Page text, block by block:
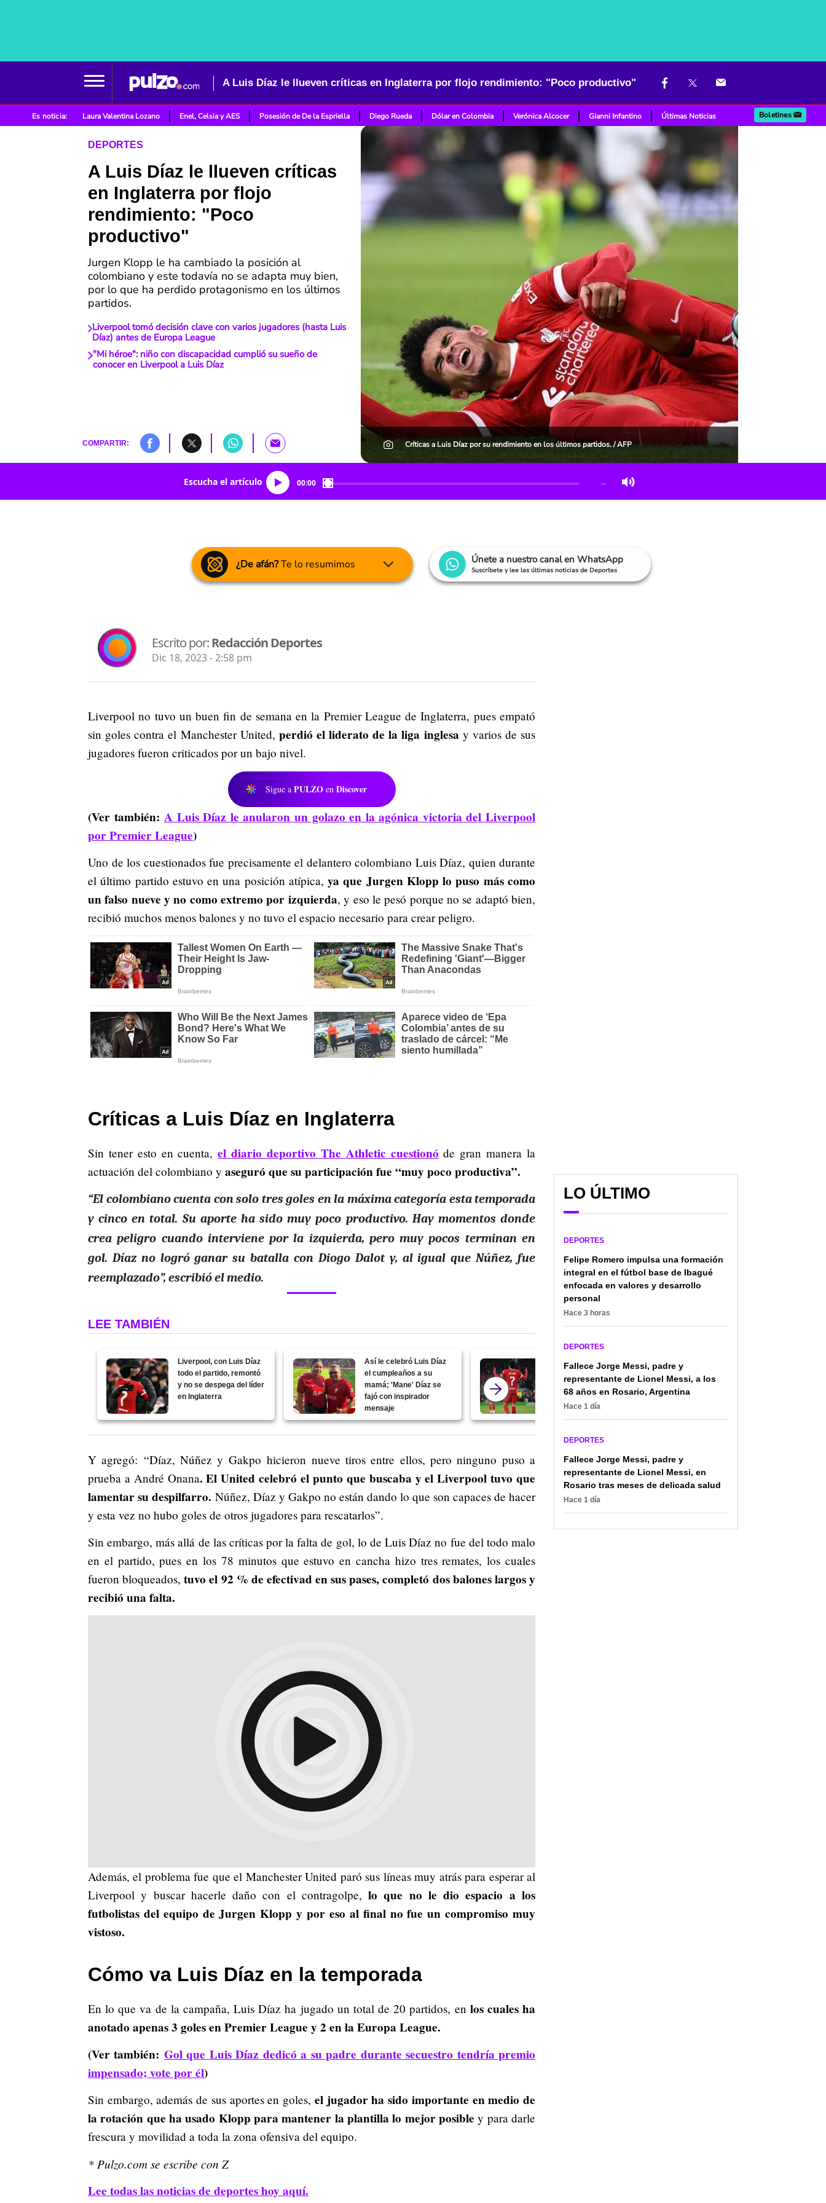
A Luis Díaz le llueven críticas en Inglaterra por flojo rendimiento: "Poco productivo"
Es noticia: Laura Valentina Lozano Enel, Celsia y AES Posesión de De la Espriella Diego Rueda Dólar en Colombia Verónica Alcocer Gianni Infantino Últimas Noticias Boletines
DEPORTES
A Luis Díaz le llueven críticas
en Inglaterra por flojo
rendimiento: "Poco
productivo"
Jurgen Klopp le ha cambiado la posición al
colombiano y este todavía no se adapta muy bien,
por lo que ha perdido protagonismo en los últimos
partidos.
Liverpool tomó decisión clave con varios jugadores (hasta Luis
Díaz) antes de Europa League
"Mi héroe": niño con discapacidad cumplió su sueño de
conocer en Liverpool a Luis Díaz
COMPARTIR: Críticas a Luis Díaz por su rendimiento en los últimos partidos. / AFP
Escucha el artículo 00:00 …
¿De afán?Te lo resumimos Únete a nuestro canal en WhatsApp
Suscríbete y lee las últimas noticias de Deportes
Escrito por:Redacción Deportes
Dic 18, 2023 - 2:58 pm
Liverpool no tuvo un buen fin de semana en la Premier League de Inglaterra, pues empató
sin goles contra el Manchester United, perdió el liderato de la liga inglesay varios de sus
jugadores fueron criticados por un bajo nivel.
Sigue a PULZO en Discover
(Ver también:A Luis Díaz le anularon un golazo en la agónica victoria del Liverpool
por Premier League)
Uno de los cuestionados fue precisamente el delantero colombiano Luis Díaz, quien durante
el último partido estuvo en una posición atípica, ya que Jurgen Klopp lo puso más como
un falso nueve y no como extremo por izquierda, y eso le pesó porque no se adaptó bien,
recibió muchos menos balones y no tuvo el espacio necesario para crear peligro.
Críticas a Luis Díaz en Inglaterra
Sin tener esto en cuenta,el diario deportivo The Athletic cuestionó de gran manera la
actuación del colombiano y aseguró que su participación fue “muy poco productiva”.
“El colombiano cuenta con solo tres goles en la máxima categoría esta temporada
y cinco en total. Su aporte ha sido muy poco productivo. Hay momentos donde
crea peligro cuando interviene por la izquierda, pero muy pocos terminan en
gol. Díaz no logró ganar su batalla con Diogo Dalot y, al igual que Núñez, fue
reemplazado”, escribió el medio.
LEE TAMBIÉN
Liverpool, con Luis Díaz
todo el partido, remontó
y no se despega del líder
en Inglaterra
Así le celebró Luis Díaz
el cumpleaños a su
mamá; 'Mane' Díaz se
fajó con inspirador
mensaje
Luis Díaz despejó dudas
y les bajó el dedo a los
equipos españoles:
"Estoy muy feliz acá"
Y agregó: “Díaz, Núñez y Gakpo hicieron nueve tiros entre ellos, pero ninguno puso a
prueba a André Onana. El United celebró el punto que buscaba y el Liverpool tuvo que
lamentar su despilfarro. Núñez, Díaz y Gakpo no están dando lo que son capaces de hacer
y esta vez no hubo goles de otros jugadores para rescatarlos”.
Sin embargo, más allá de las críticas por la falta de gol, lo de Luis Díaz no fue del todo malo
en el partido, pues en los 78 minutos que estuvo en cancha hizo tres remates, los cuales
fueron bloqueados, tuvo el 92 % de efectivad en sus pases, completó dos balones largos y
recibió una falta.
Además, el problema fue que el Manchester United paró sus líneas muy atrás para esperar al
Liverpool y buscar hacerle daño con el contragolpe,lo que no le dio espacio a los
futbolistas del equipo de Jurgen Klopp y por eso al final no fue un compromiso muy
vistoso.
Cómo va Luis Díaz en la temporada
En lo que va de la campaña, Luis Díaz ha jugado un total de 20 partidos, en los cuales ha
anotado apenas 3 goles en Premier League y 2 en la Europa League.
(Ver también: Gol que Luis Díaz dedicó a su padre durante secuestro tendría premio
impensado; vote por él)
Sin embargo, además de sus aportes en goles, el jugador ha sido importante en medio de
la rotación que ha usado Klopp para mantener la plantilla lo mejor posible y para darle
frescura y movilidad a toda la zona ofensiva del equipo.
* Pulzo.com se escribe con Z
Lee todas las noticias de deportes hoy aquí.
LO ÚLTIMO
DEPORTES
Felipe Romero impulsa una formación
integral en el fútbol base de Ibagué
enfocada en valores y desarrollo
personal
Hace 3 horas
DEPORTES
Fallece Jorge Messi, padre y
representante de Lionel Messi, a los
68 años en Rosario, Argentina
Hace 1 día
DEPORTES
Fallece Jorge Messi, padre y
representante de Lionel Messi, en
Rosario tras meses de delicada salud
Hace 1 día